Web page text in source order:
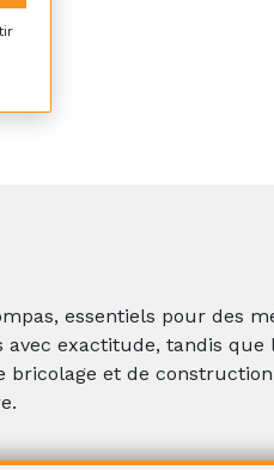
essentiels pour des
exactitude, tandis
bricolage et de